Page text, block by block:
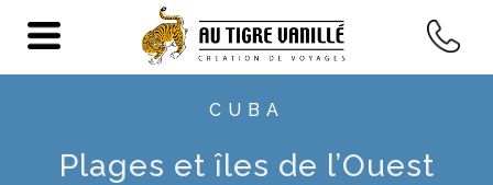
CUBA
Plages et îles de l’Ouest